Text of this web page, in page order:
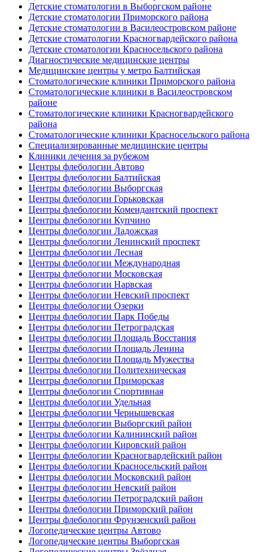
Детские стоматологии в Выборгском районе
Детские стоматологии Приморского района
Детские стоматологии в Василеостровском районе
Детские стоматологии Красногвардейского района
Детские стоматологии Красносельского района
Диагностические медицинские центры
Медицинские центры у метро Балтийская
Стоматологические клиники Приморского района
Стоматологические клиники в Василеостровском
районе
Стоматологические клиники Красногвардейского
района
Стоматологические клиники Красносельского района
Специализированные медицинские центры
Клиники лечения за рубежом
Центры флебологии Автово
Центры флебологии Балтийская
Центры флебологии Выборгская
Центры флебологии Горьковская
Центры флебологии Комендантский проспект
Центры флебологии Купчино
Центры флебологии Ладожская
Центры флебологии Ленинский проспект
Центры флебологии Лесная
Центры флебологии Международная
Центры флебологии Московская
Центры флебологии Нарвская
Центры флебологии Невский проспект
Центры флебологии Озерки
Центры флебологии Парк Победы
Центры флебологии Петроградская
Центры флебологии Площадь Восстания
Центры флебологии Площадь Ленина
Центры флебологии Площадь Мужества
Центры флебологии Политехническая
Центры флебологии Приморская
Центры флебологии Спортивная
Центры флебологии Удельная
Центры флебологии Чернышевская
Центры флебологии Выборгский район
Центры флебологии Калининский район
Центры флебологии Кировский район
Центры флебологии Красногвардейский район
Центры флебологии Красносельский район
Центры флебологии Московский район
Центры флебологии Невский район
Центры флебологии Петроградский район
Центры флебологии Приморский район
Центры флебологии Фрунзенский район
Логопедические центры Автово
Логопедические центры Выборгская